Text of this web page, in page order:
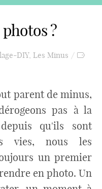
?
DIY, Les Minus
parent de minus,
pas à la
qu'ils sont
vies, nous les
un premier
en photo. Un